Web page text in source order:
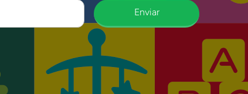
Enviar